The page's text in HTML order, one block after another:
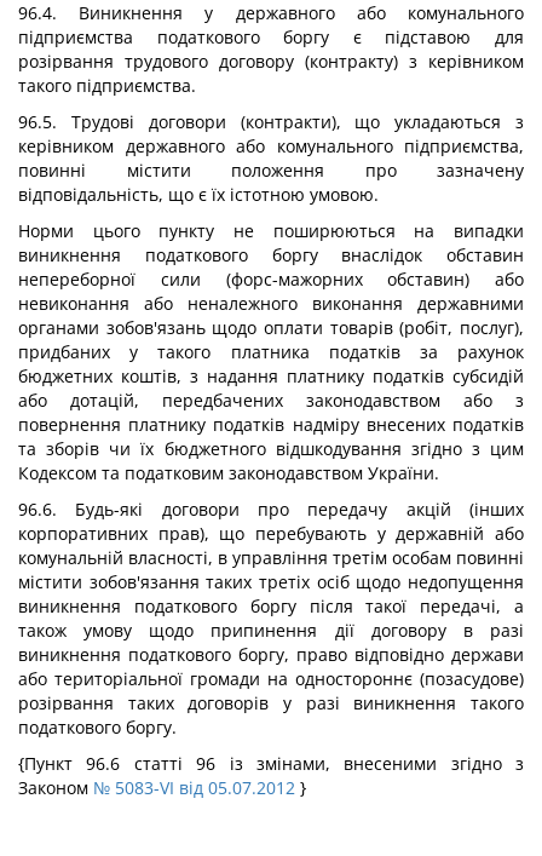
96.4. Виникнення у державного або комунального
підприємства податкового боргу є підставою для
розірвання трудового договору (контракту) з керівником
такого підприємства.
96.5. Трудові договори (контракти), що укладаються з
керівником державного або комунального підприємства,
повинні містити положення про зазначену
відповідальність, що є їх істотною умовою.
Норми цього пункту не поширюються на випадки
виникнення податкового боргу внаслідок обставин
непереборної сили (форс-мажорних обставин) або
невиконання або неналежного виконання державними
органами зобов'язань щодо оплати товарів (робіт, послуг),
придбаних у такого платника податків за рахунок
бюджетних коштів, з надання платнику податків субсидій
або дотацій, передбачених законодавством або з
повернення платнику податків надміру внесених податків
та зборів чи їх бюджетного відшкодування згідно з цим
Кодексом та податковим законодавством України.
96.6. Будь-які договори про передачу акцій (інших
корпоративних прав), що перебувають у державній або
комунальній власності, в управління третім особам повинні
містити зобов'язання таких третіх осіб щодо недопущення
виникнення податкового боргу після такої передачі, а
також умову щодо припинення дії договору в разі
виникнення податкового боргу, право відповідно держави
або територіальної громади на одностороннє (позасудове)
розірвання таких договорів у разі виникнення такого
податкового боргу.
{Пункт 96.6 статті 96 із змінами, внесеними згідно з
Законом № 5083-VI від 05.07.2012 }